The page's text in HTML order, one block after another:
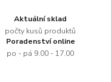
Aktuální sklad
počty kusů produktů
Poradenství online
po - pá 9.00 - 17.00